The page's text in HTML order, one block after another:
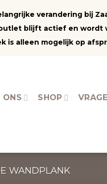
verandering bij
blijft actief en wordt
is alleen mogelijk op
ONS SHOP
WANDPLANK